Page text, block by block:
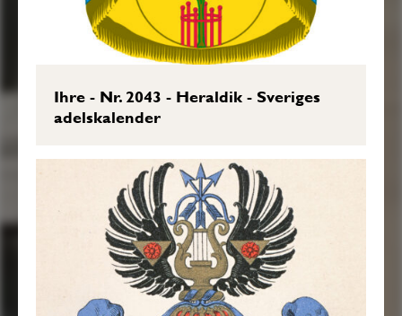
Ihre - Nr. 2043 - Heraldik - Sveriges
adelskalender